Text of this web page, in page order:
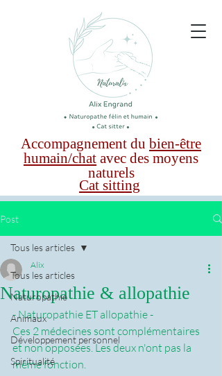
Accompagnement du bien-être
humain/chat avec des moyens
naturels
Cat sitting
Post
Tous les articles
Naturopathie
Animaux
Développement personnel
Spiritualité
Tous les articles
Naturopathie & allopathie
Alix
- Naturopathie ET allopathie -
Ces 2 médecines sont complémentaires
et non opposées. Les deux n'ont pas la
même fonction.